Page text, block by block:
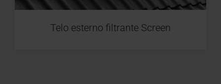
Telo esterno filtrante Screen